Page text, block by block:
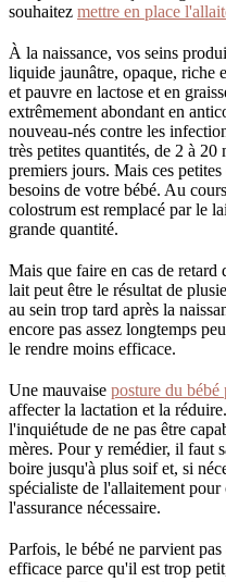
souhaitez mettre en place
À la naissance, vos seins
liquide jaunâtre, opaque, riche
et pauvre en lactose et en
extrêmement abondant en
nouveau-nés contre les
très petites quantités, de 2 à
premiers jours. Mais ces
besoins de votre bébé. Au
colostrum est remplacé par le
grande quantité.
Mais que faire en cas de retard
lait peut être le résultat de
au sein trop tard après la
encore pas assez longtemps
le rendre moins efficace.
Une mauvaise posture du bébé
affecter la lactation et la
l'inquiétude de ne pas être
mères. Pour y remédier, il faut
boire jusqu'à plus soif et, si
spécialiste de l'allaitement
l'assurance nécessaire.
Parfois, le bébé ne parvient
efficace parce qu'il est trop